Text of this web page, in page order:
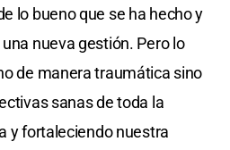
lo bueno que se ha hecho y
nueva gestión. Pero lo
de manera traumática sino
sanas de toda la
y fortaleciendo nuestra